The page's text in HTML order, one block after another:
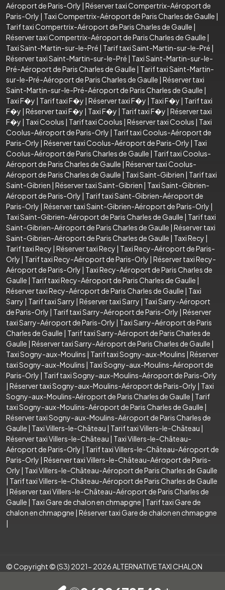
Aéroport de Paris-Orly | Réserver taxi Compertrix-Aéroport de
Paris-Orly | Taxi Compertrix-Aéroport de Paris Charles de Gaulle |
Tarif taxi Compertrix-Aéroport de Paris Charles de Gaulle |
Réserver taxi Compertrix-Aéroport de Paris Charles de Gaulle |
Taxi Saint-Martin-sur-le-Pré | Tarif taxi Saint-Martin-sur-le-Pré |
Réserver taxi Saint-Martin-sur-le-Pré | Taxi Saint-Martin-sur-le-
Pré-Aéroport de Paris Charles de Gaulle | Tarif taxi Saint-Martin-
sur-le-Pré-Aéroport de Paris Charles de Gaulle | Réserver taxi
Saint-Martin-sur-le-Pré-Aéroport de Paris Charles de Gaulle |
Taxi F�y | Tarif taxi F�y | Réserver taxi F�y | Taxi F�y | Tarif taxi
F�y | Réserver taxi F�y | Taxi F�y | Tarif taxi F�y | Réserver taxi
F�y | Taxi Coolus | Tarif taxi Coolus | Réserver taxi Coolus | Taxi
Coolus-Aéroport de Paris-Orly | Tarif taxi Coolus-Aéroport de
Paris-Orly | Réserver taxi Coolus-Aéroport de Paris-Orly | Taxi
Coolus-Aéroport de Paris Charles de Gaulle | Tarif taxi Coolus-
Aéroport de Paris Charles de Gaulle | Réserver taxi Coolus-
Aéroport de Paris Charles de Gaulle | Taxi Saint-Gibrien | Tarif taxi
Saint-Gibrien | Réserver taxi Saint-Gibrien | Taxi Saint-Gibrien-
Aéroport de Paris-Orly | Tarif taxi Saint-Gibrien-Aéroport de
Paris-Orly | Réserver taxi Saint-Gibrien-Aéroport de Paris-Orly |
Taxi Saint-Gibrien-Aéroport de Paris Charles de Gaulle | Tarif taxi
Saint-Gibrien-Aéroport de Paris Charles de Gaulle | Réserver taxi
Saint-Gibrien-Aéroport de Paris Charles de Gaulle | Taxi Recy |
Tarif taxi Recy | Réserver taxi Recy | Taxi Recy-Aéroport de Paris-
Orly | Tarif taxi Recy-Aéroport de Paris-Orly | Réserver taxi Recy-
Aéroport de Paris-Orly | Taxi Recy-Aéroport de Paris Charles de
Gaulle | Tarif taxi Recy-Aéroport de Paris Charles de Gaulle |
Réserver taxi Recy-Aéroport de Paris Charles de Gaulle | Taxi
Sarry | Tarif taxi Sarry | Réserver taxi Sarry | Taxi Sarry-Aéroport
de Paris-Orly | Tarif taxi Sarry-Aéroport de Paris-Orly | Réserver
taxi Sarry-Aéroport de Paris-Orly | Taxi Sarry-Aéroport de Paris
Charles de Gaulle | Tarif taxi Sarry-Aéroport de Paris Charles de
Gaulle | Réserver taxi Sarry-Aéroport de Paris Charles de Gaulle |
Taxi Sogny-aux-Moulins | Tarif taxi Sogny-aux-Moulins | Réserver
taxi Sogny-aux-Moulins | Taxi Sogny-aux-Moulins-Aéroport de
Paris-Orly | Tarif taxi Sogny-aux-Moulins-Aéroport de Paris-Orly
| Réserver taxi Sogny-aux-Moulins-Aéroport de Paris-Orly | Taxi
Sogny-aux-Moulins-Aéroport de Paris Charles de Gaulle | Tarif
taxi Sogny-aux-Moulins-Aéroport de Paris Charles de Gaulle |
Réserver taxi Sogny-aux-Moulins-Aéroport de Paris Charles de
Gaulle | Taxi Villers-le-Château | Tarif taxi Villers-le-Château |
Réserver taxi Villers-le-Château | Taxi Villers-le-Château-
Aéroport de Paris-Orly | Tarif taxi Villers-le-Château-Aéroport de
Paris-Orly | Réserver taxi Villers-le-Château-Aéroport de Paris-
Orly | Taxi Villers-le-Château-Aéroport de Paris Charles de Gaulle
| Tarif taxi Villers-le-Château-Aéroport de Paris Charles de Gaulle
| Réserver taxi Villers-le-Château-Aéroport de Paris Charles de
Gaulle | Taxi Gare de chalon en chmapgne | Tarif taxi Gare de
chalon en chmapgne | Réserver taxi Gare de chalon en chmapgne
|
© Copyright © (S3) 2021- 2026 ALTERNATIVE TAXI CHALON